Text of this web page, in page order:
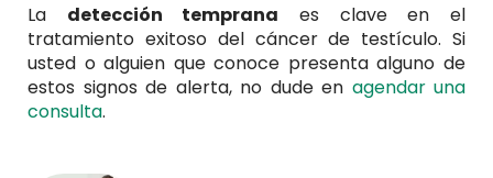
La detección temprana es clave en el
tratamiento exitoso del cáncer de testículo. Si
usted o alguien que conoce presenta alguno de
estos signos de alerta, no dude en agendar una
consulta.